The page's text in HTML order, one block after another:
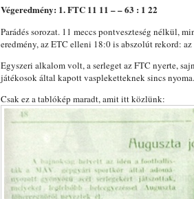
Végeredmény: 1. FTC 11 11 – – 63 : 1 22
Parádés sorozat. 11 meccs pontveszteség nélkül,
eredmény, az ETC elleni 18:0 is abszolút rekord:
Egyszeri alkalom volt, a serleget az FTC nyerte,
játékosok által kapott vaspleketteknek sincs nyoma.
Csak ez a tablókép maradt, amit itt közlünk: